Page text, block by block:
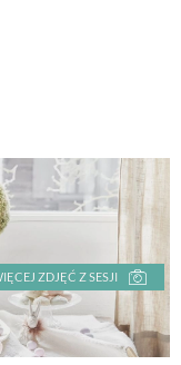
ZDJĘĆ Z SESJI